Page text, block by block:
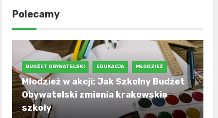
Polecamy
BUDŻET OBYWATELSKI EDUKACJA MŁODZIEŻ
Młodzież w akcji: Jak Szkolny Budżet
Obywatelski zmienia krakowskie
szkoły